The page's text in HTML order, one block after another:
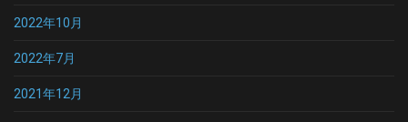
2022年10月
2022年7月
2021年12月